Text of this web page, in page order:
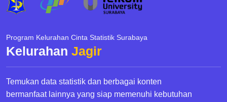
Program Kelurahan Cinta Statistik Surabaya
Kelurahan Jagir
Temukan data statistik dan berbagai konten
bermanfaat lainnya yang siap memenuhi kebutuhan